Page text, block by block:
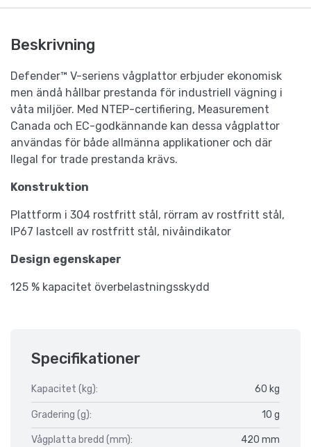
Beskrivning
Defender™ V-seriens vågplattor erbjuder ekonomisk
men ändå hållbar prestanda för industriell vägning i
våta miljöer. Med NTEP-certifiering, Measurement
Canada och EC-godkännande kan dessa vågplattor
användas för både allmänna applikationer och där
llegal for trade prestanda krävs.
Konstruktion
Plattform i 304 rostfritt stål, rörram av rostfritt stål,
IP67 lastcell av rostfritt stål, nivåindikator
Design egenskaper
125 % kapacitet överbelastningsskydd
Specifikationer
Kapacitet (kg): 60 kg
Gradering (g): 10 g
Vågplatta bredd (mm): 420 mm